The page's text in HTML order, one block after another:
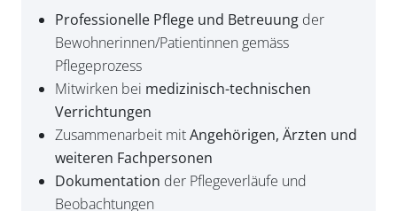
Professionelle Pflege und Betreuung der
Bewohnerinnen/Patientinnen gemäss
Pflegeprozess
Mitwirken bei medizinisch-technischen
Verrichtungen
Zusammenarbeit mitAngehörigen, Ärzten und
weiteren Fachpersonen
Dokumentation der Pflegeverläufe und
Beobachtungen